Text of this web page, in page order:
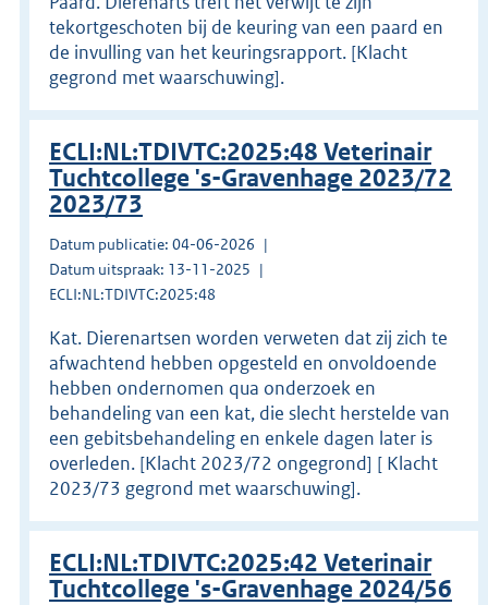
tekortgeschoten bij de keuring van een paard en
de invulling van het keuringsrapport. [Klacht
gegrond met waarschuwing].
ECLI:NL:TDIVTC:2025:48 Veterinair
Tuchtcollege 's-Gravenhage 2023/72
2023/73
Datum publicatie: 04-06-2026
Datum uitspraak: 13-11-2025
ECLI:NL:TDIVTC:2025:48
Kat. Dierenartsen worden verweten dat zij zich te
afwachtend hebben opgesteld en onvoldoende
hebben ondernomen qua onderzoek en
behandeling van een kat, die slecht herstelde van
een gebitsbehandeling en enkele dagen later is
overleden. [Klacht 2023/72 ongegrond] [ Klacht
2023/73 gegrond met waarschuwing].
ECLI:NL:TDIVTC:2025:42 Veterinair
Tuchtcollege 's-Gravenhage 2024/56